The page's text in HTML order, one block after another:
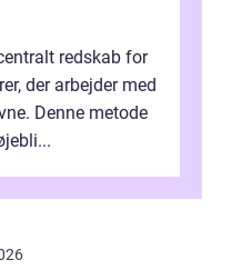
redskab for
der arbejder med
Denne metode